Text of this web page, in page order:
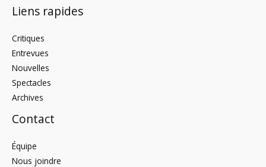
Liens rapides
Critiques
Entrevues
Nouvelles
Spectacles
Archives
Contact
Équipe
Nous joindre